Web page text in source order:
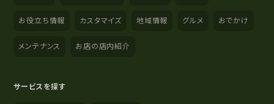
お役立ち情報 カスタマイズ 地域情報 グルメ おでかけ
メンテナンス お店の店内紹介
サービスを探す